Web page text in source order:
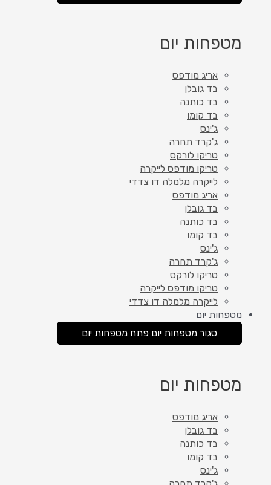
מטפחות יום
אריג מודפס
בד גובלן
בד כותנה
בד קומו
ג'ינס
ג'קרד תחרה
טריקו לורקס
טריקו מודפס לייקרה
לייקרה מלמלה דו צדדי
אריג מודפס
בד גובלן
בד כותנה
בד קומו
ג'ינס
ג'קרד תחרה
טריקו לורקס
טריקו מודפס לייקרה
לייקרה מלמלה דו צדדי
מטפחות יום
סגור מטפחות יום פתח מטפחות יום
מטפחות יום
אריג מודפס
בד גובלן
בד כותנה
בד קומו
ג'ינס